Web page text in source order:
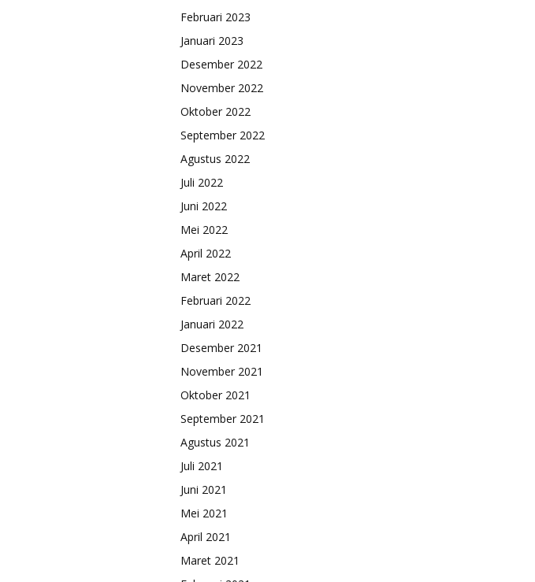
Februari 2023
Januari 2023
Desember 2022
November 2022
Oktober 2022
September 2022
Agustus 2022
Juli 2022
Juni 2022
Mei 2022
April 2022
Maret 2022
Februari 2022
Januari 2022
Desember 2021
November 2021
Oktober 2021
September 2021
Agustus 2021
Juli 2021
Juni 2021
Mei 2021
April 2021
Maret 2021